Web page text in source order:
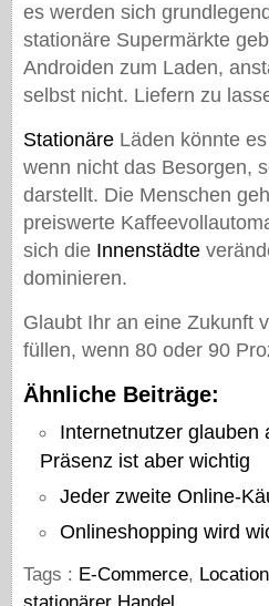
es werden sich
stationäre Supermärkte
Androiden zum Laden,
selbst nicht. Liefern zu
Stationäre Läden könnte
wenn nicht das Besorgen,
darstellt. Die Menschen
preiswerte
sich die Innenstädte
dominieren.
Glaubt Ihr an eine Zukunft
füllen, wenn 80 oder 90
Ähnliche Beiträge:
Internetnutzer glauben
Präsenz ist aber wichtig
Jeder zweite Online-
Onlineshopping wird
Tags : E-Commerce,